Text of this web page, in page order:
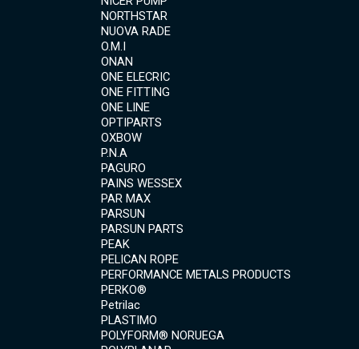
NORTHSTAR
NUOVA RADE
O.M.I
ONAN
ONE ELECRIC
ONE FITTING
ONE LINE
OPTIPARTS
OXBOW
P.N.A
PAGURO
PAINS WESSEX
PAR MAX
PARSUN
PARSUN PARTS
PEAK
PELICAN ROPE
PERFORMANCE METALS PRODUCTS
PERKO®
Petrilac
PLASTIMO
POLYFORM® NORUEGA